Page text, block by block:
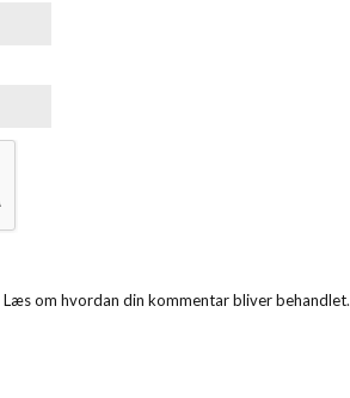
Læs om hvordan din kommentar bliver behandlet.